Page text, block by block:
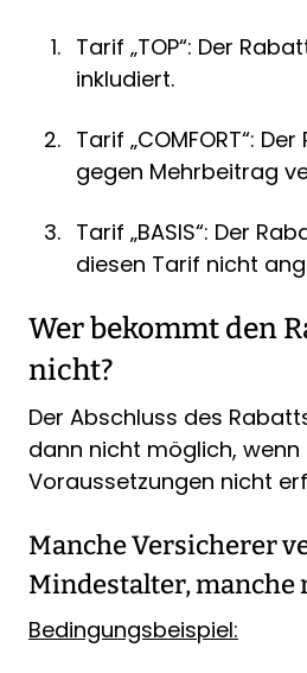
Tarif „TOP“: Der
inkludiert.
Tarif „COMFORT“:
gegen Mehrbeitrag
Tarif „BASIS“: Der
diesen Tarif nicht
Wer bekommt den
nicht?
Der Abschluss des
dann nicht möglich,
Voraussetzungen nicht
Manche Versicherer
Mindestalter, manche
Bedingungsbeispiel: